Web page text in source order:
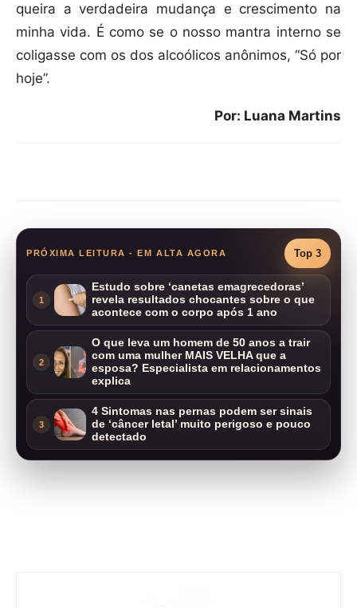
queira a verdadeira mudança e crescimento na
minha vida. É como se o nosso mantra interno se
coligasse com os dos alcoólicos anônimos, “Só por
hoje”.
Por: Luana Martins
PRÓXIMA LEITURA - EM ALTA AGORA Top 3
1
Estudo sobre ‘canetas emagrecedoras’
revela resultados chocantes sobre o que
acontece com o corpo após 1 ano
2
O que leva um homem de 50 anos a trair
com uma mulher MAIS VELHA que a
esposa? Especialista em relacionamentos
explica
3
4 Sintomas nas pernas podem ser sinais
de ‘câncer letal’ muito perigoso e pouco
detectado